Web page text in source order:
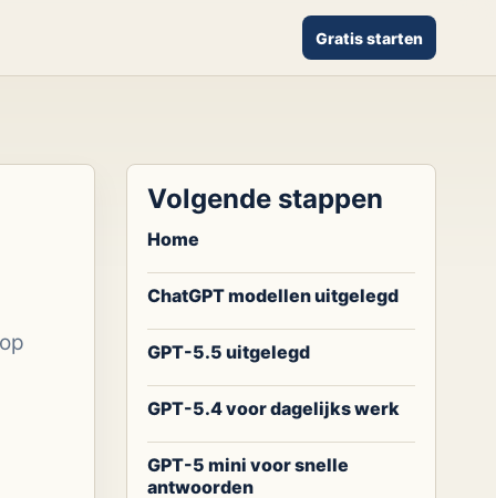
Gratis starten
Volgende stappen
Home
ChatGPT modellen uitgelegd
GPT-5.5 uitgelegd
GPT-5.4 voor dagelijks werk
GPT-5 mini voor snelle
antwoorden